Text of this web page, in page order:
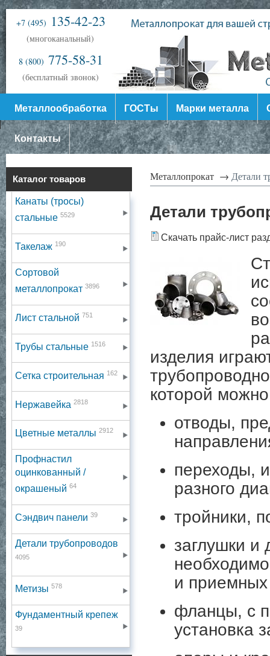
+7 (495) 135-42-23
(многоканальный)
8 (800) 775-58-31
(бесплатный звонок)
Металлообработка ГОСТы Марки металла
Контакты
Каталог товаров
Канаты (тросы)
стальные 5529
Такелаж 190
Сортовой
металлопрокат 3896
Лист стальной 751
Трубы стальные 1516
Сетка строительная 162
Нержавейка 2818
Цветные металлы 2912
Профнастил
оцинкованный /
окрашеный 64
Сэндвич панели 39
Детали трубопроводов
4095
Метизы 578
Фундаментный крепеж
39
Металлопрокат → Детали
Детали
Скачать прайс-лист
изделия
которой
отводы,
переходы,
разного
тройники,
заглушки и
и
фланцы, с
установка